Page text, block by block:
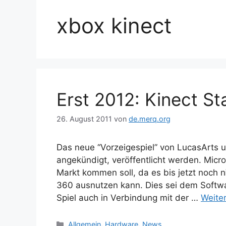
xbox kinect
Erst 2012: Kinect
26. August 2011 von de.merq.org
Das neue “Vorzeigespiel” von
angekündigt, veröffentlicht werden.
Markt kommen soll, da es bis jetzt noch
360 ausnutzen kann. Dies sei dem
Spiel auch in Verbindung mit der …
Kategorien